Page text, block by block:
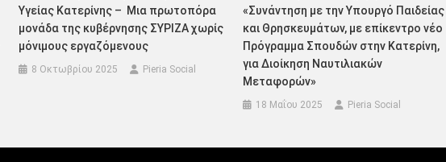
Υγείας Κατερίνης – Μια πρωτοπόρα
μονάδα της κυβέρνησης ΣΥΡΙΖΑ χωρίς
μόνιμους εργαζόμενους
8 Οκτωβρίου 2025 Pieria Social
«Συνάντηση με την Υπουργό Παιδείας
και Θρησκευμάτων, με επίκεντρο νέο
Πρόγραμμα Σπουδών στην Κατερίνη,
για Διοίκηση Ναυτιλιακών
Μεταφορών»
18 Μαΐου 2025 Pieria Social